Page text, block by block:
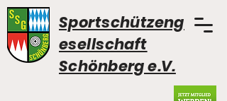
Sportschützeng
esellschaft
Schönberg e.V.